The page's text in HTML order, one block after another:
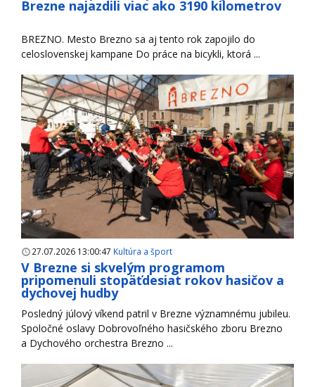
Brezne najazdili viac ako 3190 kilometrov
BREZNO. Mesto Brezno sa aj tento rok zapojilo do
celoslovenskej kampane Do práce na bicykli, ktorá ...
27.07.2026 13:00:47 Kultúra a šport
V Brezne si skvelým programom
pripomenuli stopäťdesiat rokov hasičov a
dychovej hudby
Posledný júlový víkend patril v Brezne významnému jubileu.
Spoločné oslavy Dobrovoľného hasičského zboru Brezno
a Dychového orchestra Brezno ...